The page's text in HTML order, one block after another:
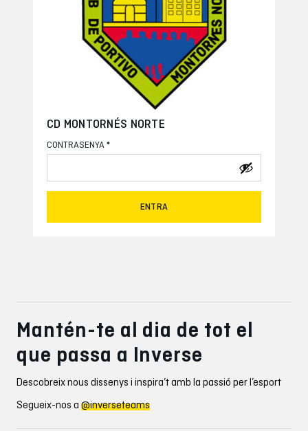
CD MONTORNÉS NORTE
CONTRASENYA *
ENTRA
Mantén-te al dia de tot el
que passa a Inverse
Descobreix nous dissenys i inspira’t amb la passió per l’esport
Segueix-nos a @inverseteams